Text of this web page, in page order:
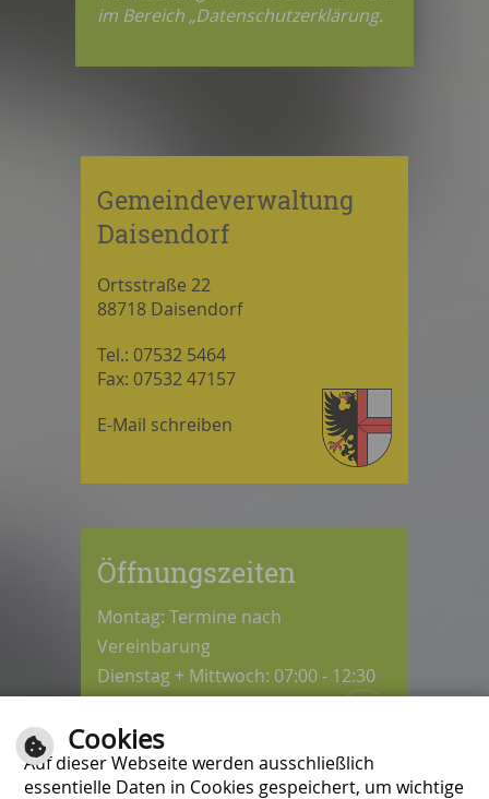
im Bereich „Datenschutzerklärung.
Gemeindeverwaltung
Daisendorf
Ortsstraße 22
88718 Daisendorf
Tel.: 07532 5464
Fax: 07532 47157
E-Mail schreiben
Öffnungszeiten
Montag: Termine nach
Vereinbarung
Dienstag + Mittwoch: 07:00 - 12:30
Donnerstag: 08:30 - 12:30 / 14:00 -
18:00 Uhr
Freitag: 07:00 - 12:00 Uhr
Cookies
Auf dieser Webseite werden ausschließlich
essentielle Daten in Cookies gespeichert, um wichtige